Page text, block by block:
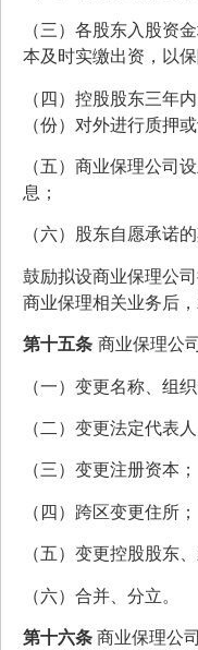
（三）各股东入股资
本及时实缴出资，以
（四）控股股东三年
（份）对外进行质押
（五）商业保理公司
息；
（六）股东自愿承诺
鼓励拟设商业保理公
商业保理相关业务后
第十五条 商业保理公
（一）变更名称、组
（二）变更法定代表人
（三）变更注册资本；
（四）跨区变更住所；
（五）变更控股股东
（六）合并、分立。
第十六条 商业保理公